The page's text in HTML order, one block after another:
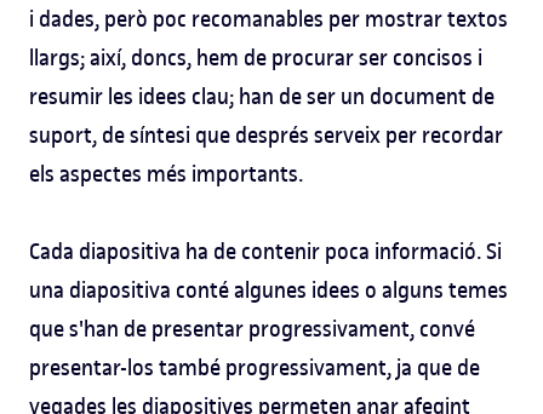
i dades, però poc recomanables per mostrar textos
llargs; així, doncs, hem de procurar ser concisos i
resumir les idees clau; han de ser un document de
suport, de síntesi que després serveix per recordar
els aspectes més importants.
Cada diapositiva ha de contenir poca informació. Si
una diapositiva conté algunes idees o alguns temes
que s'han de presentar progressivament, convé
presentar-los també progressivament, ja que de
vegades les diapositives permeten anar afegint